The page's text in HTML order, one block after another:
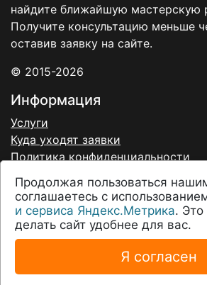
найдите ближайшую мастерскую
Получите консультацию меньше
оставив заявку на сайте.
© 2015-2026
Информация
Услуги
Куда уходят заявки
Политика конфиденциальности
Договор-оферта
Согласие на обработку
О нас
Соглашение
Продолжая пользоваться
соглашаетесь с
и сервиса Яндекс.Метрика.
делать сайт удобнее для вас.
Я согласен